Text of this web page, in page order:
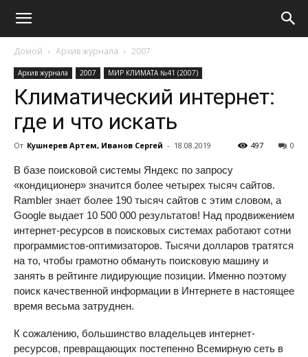
Домой Архив журнала 2007
Архив журнала 2007 МИР КЛИМАТА №41 (2007)
Климатический интернет:
где и что искать
От Кушнерев Артем, Иванов Сергей - 18.08.2019 0
497
В базе поисковой системы Яндекс по запросу
«кондиционер» значится более четырех тысяч сайтов.
Rambler знает более 190 тысяч сайтов с этим словом, a
Google выдает 10 500 000 результатов! Над продвижением
интернет-ресурсов в поисковых системах работают сотни
программистов-оптимизаторов. Тысячи долларов тратятся
на то, чтобы грамотно обмануть поисковую машину и
занять в рейтинге лидирующие позиции. Именно поэтому
поиск качественной информации в Интернете в настоящее
время весьма затруднен.
К сожалению, большинство владельцев интернет-
ресурсов, превращающих постепенно Всемирную сеть в